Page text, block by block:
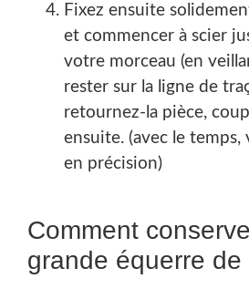
Fixez ensuite
et commencer à scier
votre morceau (en
rester sur la ligne de
retournez-la pièce,
ensuite. (avec le temps,
en précision)
Comment
grande équerre de